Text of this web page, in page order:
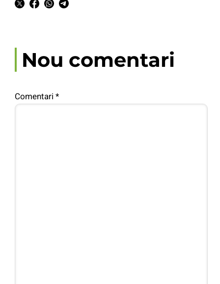
Nou comentari
Comentari *